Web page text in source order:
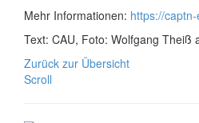
Mehr Informationen: https://
Text: CAU, Foto: Wolfgang Theiß
Zurück zur Übersicht
Scroll